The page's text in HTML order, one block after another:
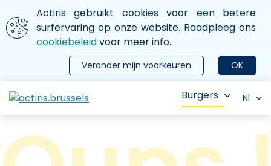
Aller au contenu principal
We gebruiken cookies
Actiris gebruikt cookies voor een betere
surfervaring op onze website. Raadpleeg ons
cookiebeleidvoor meer info.
OK
Verander mijn voorkeuren
le menu
Burgers Nl